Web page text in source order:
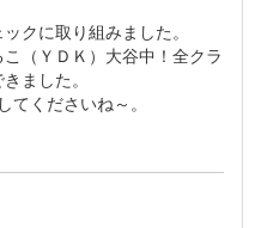
クに取り組みました。
（ＹＤＫ）大谷中！全クラ
ました。
くださいね～。